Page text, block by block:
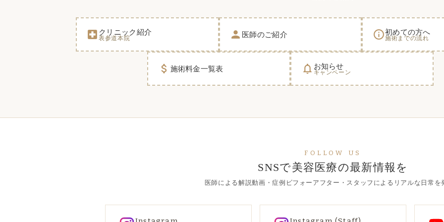
local_hospitalクリニック紹介
表参道本院 person 医師のご紹介 info_outline初めての方へ
施術までの流れ
attach_money 施術料金一覧表 notifications_none お知らせ
キャンペーン
FOLLOW US
SNSで美容医療の最新情報を
医師による解説動画・症例ビフォーアフター・スタッフによるリアルな日常を